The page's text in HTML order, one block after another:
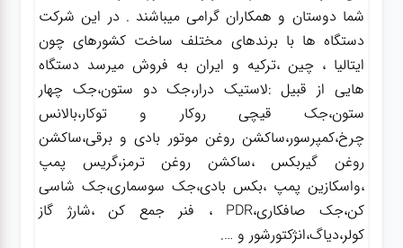
شما دوستان و همکاران گرامی میباشند . در این شرکت
دستگاه ها با برندهای مختلف ساخت کشورهای چون
ایتالیا ، چین ،ترکیه و ایران به فروش میرسد دستگاه
هایی از قبیل :لاستیک درار،جک دو ستون،جک چهار
ستون،جک قیچی روکار و توکار،بالانس
چرخ،کمپرسور،ساکشن روغن موتور بادی و برقی،ساکشن
روغن گیربکس ،ساکشن روغن ترمز،گریس پمپ
،واسکازین پمپ ،بکس بادی،جک سوسماری،جک شاسی
کن،جک صافکاری،PDR ، فنر جمع کن ،شارژ گاز
کولر،دیاگ،انژکتورشور و ….